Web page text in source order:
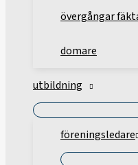
övergångar
domare
utbildning
föreningsledare